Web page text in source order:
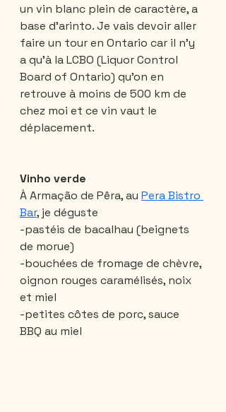
un vin blanc plein de caractère, a
base d'arinto. Je vais devoir aller
faire un tour en Ontario car il n'y
a qu'à la LCBO (Liquor Control
Board of Ontario) qu'on en
retrouve à moins de 500 km de
chez moi et ce vin vaut le
déplacement.
Vinho verde
À Armação de Pêra, au Pera Bistro
Bar, je déguste
-pastéis de bacalhau (beignets
de morue)
-bouchées de fromage de chèvre,
oignon rouges caramélisés, noix
et miel
-petites côtes de porc, sauce
BBQ au miel